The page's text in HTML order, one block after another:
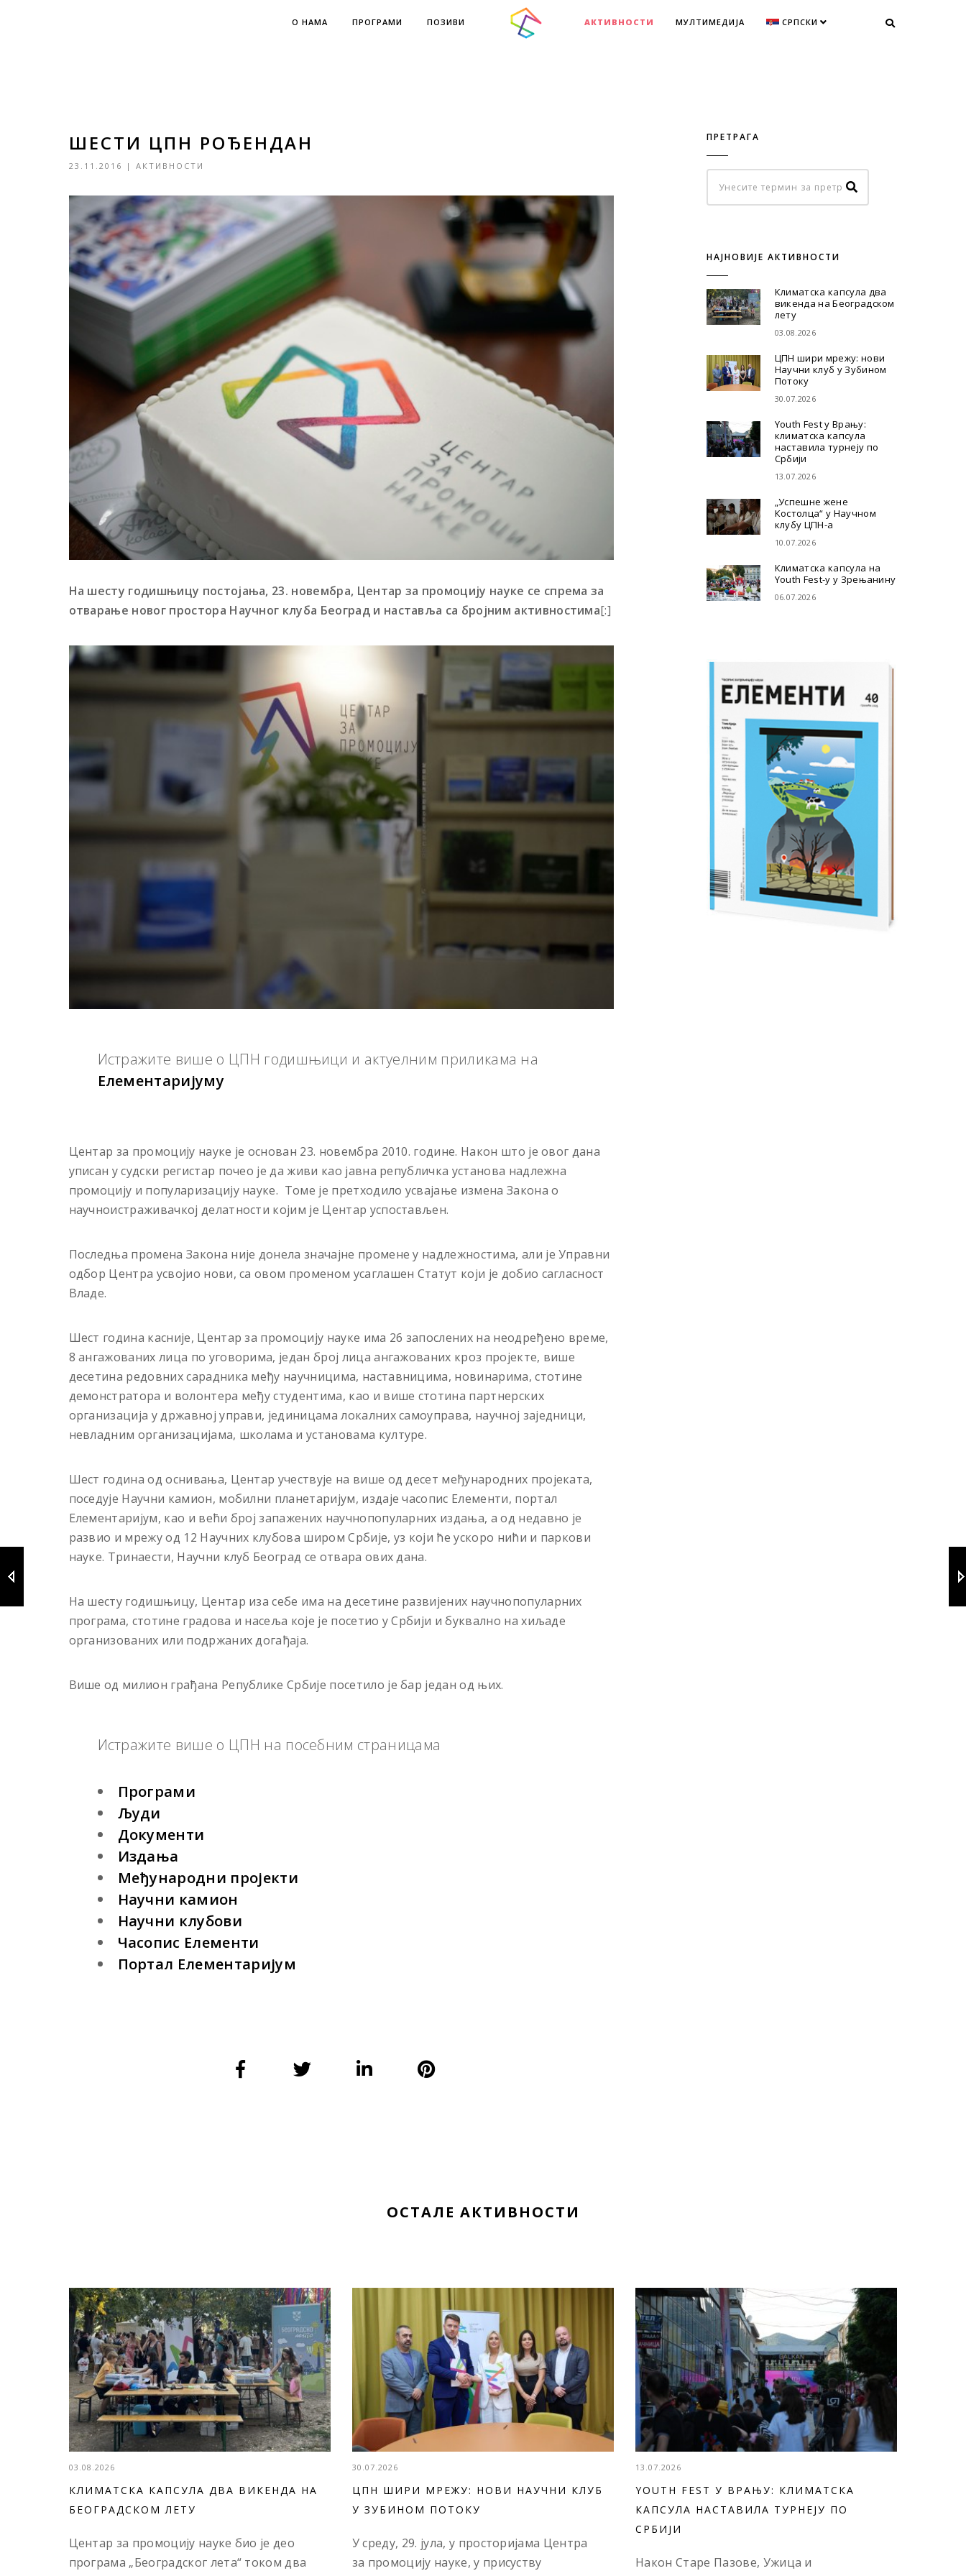
О НАМА ПРОГРАМИ ПОЗИВИ АКТИВНОСТИ МУЛТИМЕДИЈА СРПСКИ
ШЕСТИ ЦПН РОЂЕНДАН
23.11.2016 | АКТИВНОСТИ
На шесту годишњицу постојања, 23. новембра, Центар за промоцију науке се спрема за
отварање новог простора Научног клуба Београд и наставља са бројним активностима[:]
Истражите више о ЦПН годишњици и актуелним приликама на
Елементаријуму
Центар за промоцију науке је основан 23. новембра 2010. године. Након што је овог дана
уписан у судски регистар почео је да живи као јавна републичка установа надлежна
промоцију и популаризацију науке. Томе је претходило усвајање измена Закона о
научноистраживачкој делатности којим је Центар успостављен.
Последња промена Закона није донела значајне промене у надлежностима, али је Управни
одбор Центра усвојио нови, са овом променом усаглашен Статут који је добио сагласност
Владе.
Шест година касније, Центар за промоцију науке има 26 запослених на неодређено време,
8 ангажованих лица по уговорима, један број лица ангажованих кроз пројекте, више
десетина редовних сарадника међу научницима, наставницима, новинарима, стотине
демонстратора и волонтера међу студентима, као и више стотина партнерских
организација у државној управи, јединицама локалних самоуправа, научној заједници,
невладним организацијама, школама и установама културе.
Шест година од оснивања, Центар учествује на више од десет међународних пројеката,
поседује Научни камион, мобилни планетаријум, издаје часопис Елементи, портал
Елементаријум, као и већи број запажених научнопопуларних издања, а од недавно је
развио и мрежу од 12 Научних клубова широм Србије, уз који ће ускоро нићи и паркови
науке. Тринаести, Научни клуб Београд се отвара ових дана.
На шесту годишњицу, Центар иза себе има на десетине развијених научнопопуларних
програма, стотине градова и насеља које је посетио у Србији и буквално на хиљаде
организованих или подржаних догађаја.
Више од милион грађана Републике Србије посетило је бар један од њих.
Истражите више о ЦПН на посебним страницама
Програми
Људи
Документи
Издања
Међународни пројекти
Научни камион
Научни клубови
Часопис Елементи
Портал Елементаријум
ПРЕТРАГА
НАЈНОВИЈЕ АКТИВНОСТИ
Климатска капсула два
викенда на Београдском
лету
03.08.2026
ЦПН шири мрежу: нови
Научни клуб у Зубином
Потоку
30.07.2026
Youth Fest у Врању:
климатска капсула
наставила турнеју по
Србији
13.07.2026
„Успешне жене
Костолца“ у Научном
клубу ЦПН-а
10.07.2026
Климатска капсула на
Youth Fest-у у Зрењанину
06.07.2026
ОСТАЛЕ АКТИВНОСТИ
03.08.2026
КЛИМАТСКА КАПСУЛА ДВА ВИКЕНДА НА
БЕОГРАДСКОМ ЛЕТУ
Центар за промоцију науке био је део
програма „Београдског лета“ током два
30.07.2026
ЦПН ШИРИ МРЕЖУ: НОВИ НАУЧНИ КЛУБ
У ЗУБИНОМ ПОТОКУ
У среду, 29. јула, у просторијама Центра
за промоцију науке, у присуству
13.07.2026
YOUTH FEST У ВРАЊУ: КЛИМАТСКА
КАПСУЛА НАСТАВИЛА ТУРНЕЈУ ПО
СРБИЈИ
Након Старе Пазове, Ужица и